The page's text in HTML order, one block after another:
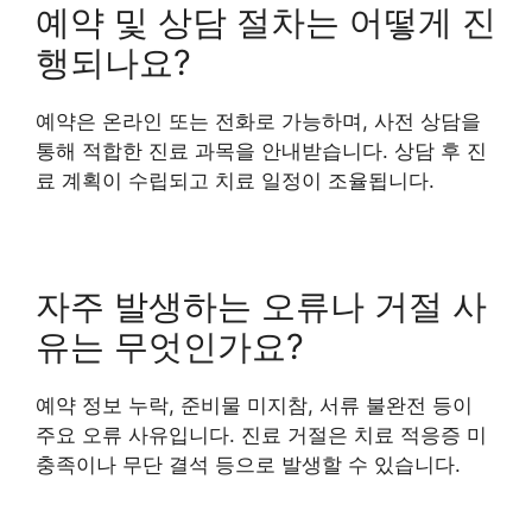
예약 및 상담 절차는 어떻게 진
행되나요?
예약은 온라인 또는 전화로 가능하며, 사전 상담을
통해 적합한 진료 과목을 안내받습니다. 상담 후 진
료 계획이 수립되고 치료 일정이 조율됩니다.
자주 발생하는 오류나 거절 사
유는 무엇인가요?
예약 정보 누락, 준비물 미지참, 서류 불완전 등이
주요 오류 사유입니다. 진료 거절은 치료 적응증 미
충족이나 무단 결석 등으로 발생할 수 있습니다.